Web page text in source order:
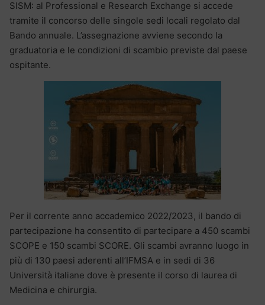
SISM: al Professional e Research Exchange si accede
tramite il concorso delle singole sedi locali regolato dal
Bando annuale. L’assegnazione avviene secondo la
graduatoria e le condizioni di scambio previste dal paese
ospitante.
Per il corrente anno accademico 2022/2023, il bando di
partecipazione ha consentito di partecipare a 450 scambi
SCOPE e 150 scambi SCORE. Gli scambi avranno luogo in
più di 130 paesi aderenti all’IFMSA e in sedi di 36
Università italiane dove è presente il corso di laurea di
Medicina e chirurgia.